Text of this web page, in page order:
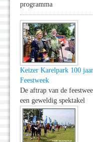
programma
Keizer Karelpark 100 jaar
Feestweek
De aftrap van de
een geweldig spektakel